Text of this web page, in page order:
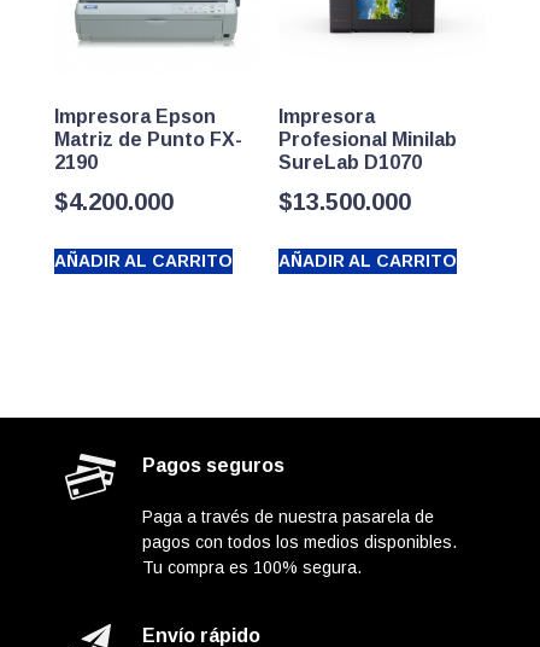
Impresora Epson
Matriz de Punto FX-
2190
$4.200.000
AÑADIR AL CARRITO
Impresora
Profesional Minilab
SureLab D1070
$13.500.000
AÑADIR AL CARRITO
Pagos seguros
Paga a través de nuestra pasarela de
pagos con todos los medios disponibles.
Tu compra es 100% segura.
Envío rápido